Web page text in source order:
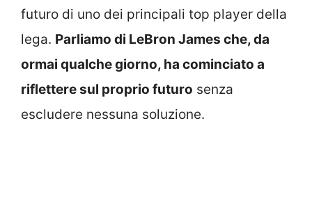
futuro di uno dei principali top player della
lega. Parliamo di LeBron James che, da
ormai qualche giorno, ha cominciato a
riflettere sul proprio futuro senza
escludere nessuna soluzione.